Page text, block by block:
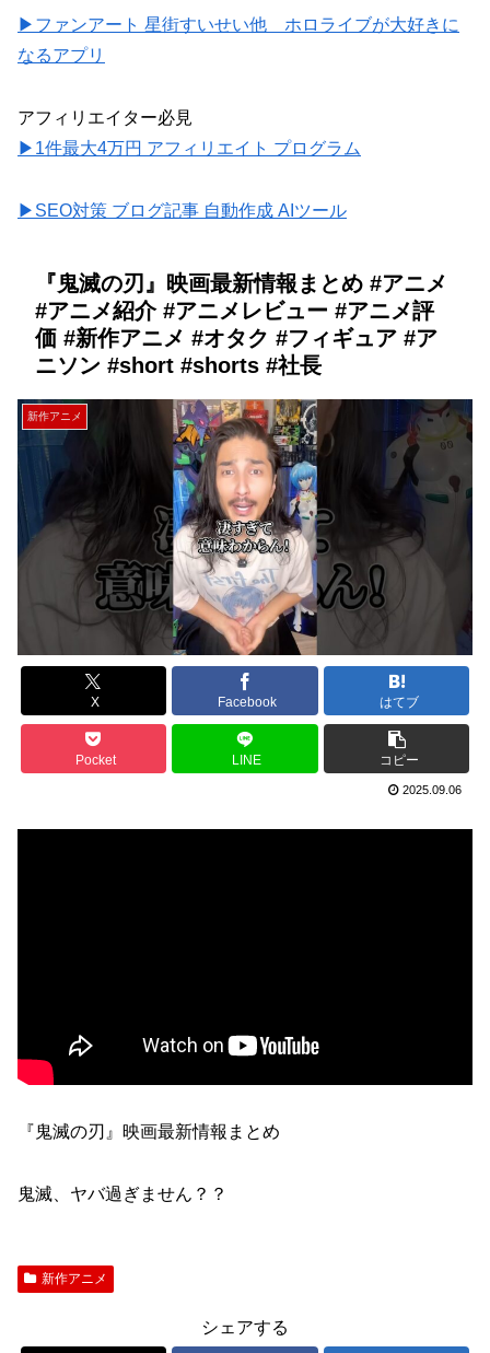
▶ファンアート 星街すいせい他 ホロライブが大好きに
なるアプリ
アフィリエイター必見
▶1件最大4万円 アフィリエイト プログラム
▶SEO対策 ブログ記事 自動作成 AIツール
『鬼滅の刃』映画最新情報まとめ #アニメ
#アニメ紹介 #アニメレビュー #アニメ評
価 #新作アニメ #オタク #フィギュア #ア
ニソン #short #shorts #社長
新作アニメ
X Facebook はてブ
Pocket LINE コピー
2025.09.06
『鬼滅の刃』映画最新情報まとめ
鬼滅、ヤバ過ぎません？？
新作アニメ
シェアする